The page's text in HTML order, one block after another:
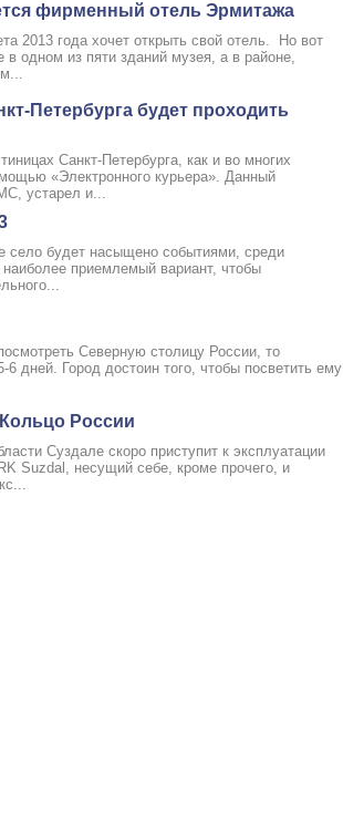
фирменный отель Эрмитажа
2013 года хочет открыть свой отель. Но вот
одном из пяти зданий музея, а в районе,
Петербурга будет проходить
Санкт-Петербурга, как и во многих
«Электронного курьера». Данный
устарел и...
село будет насыщено событиями, среди
приемлемый вариант, чтобы
Северную столицу России, то
дней. Город достоин того, чтобы посветить ему
России
Суздале скоро приступит к эксплуатации
Suzdal, несущий себе, кроме прочего, и